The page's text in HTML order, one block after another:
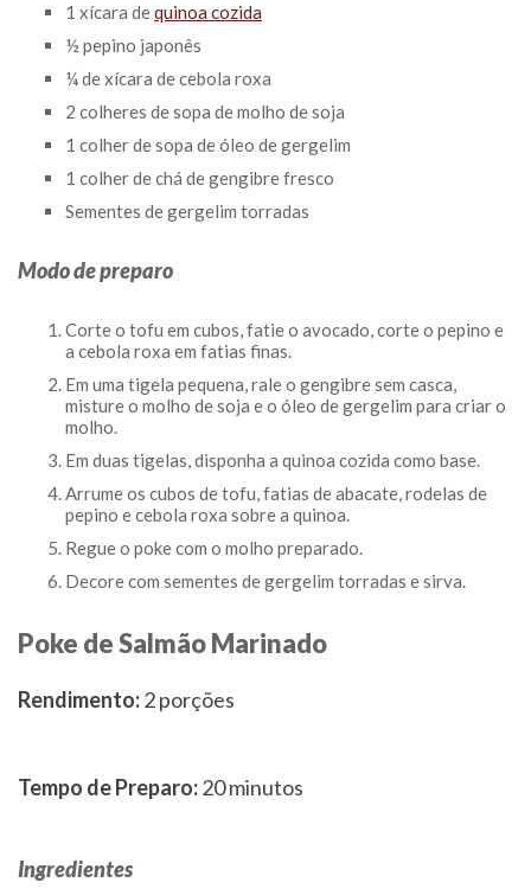
1 xícara dequinoa cozida
½ pepino japonês
¼ de xícara de cebola roxa
2 colheres de sopa de molho de soja
1 colher de sopa de óleo de gergelim
1 colher de chá de gengibre fresco
Sementes de gergelim torradas
Modo de preparo
Corte o tofu em cubos, fatie o avocado, corte o pepino e
a cebola roxa em fatias finas.
Em uma tigela pequena, rale o gengibre sem casca,
misture o molho de soja e o óleo de gergelim para criar o
molho.
Em duas tigelas, disponha a quinoa cozida como base.
Arrume os cubos de tofu, fatias de abacate, rodelas de
pepino e cebola roxa sobre a quinoa.
Regue o poke com o molho preparado.
Decore com sementes de gergelim torradas e sirva.
Poke de Salmão Marinado
Rendimento:2 porções
Tempo de Preparo:20 minutos
Ingredientes